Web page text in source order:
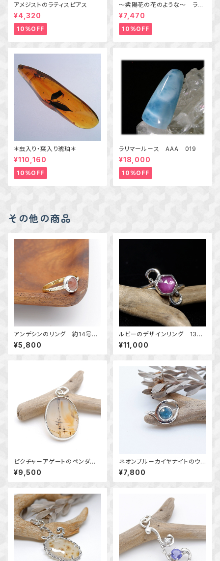
アメジストのラティスピアス
¥4,320
10%OFF
～紫陽花の花のような～ ラベ
ンダークォーツの粒飾りペンダ
ント 天然石アクセサリー
一点物
¥7,470
10%OFF
＊虫入り・葉入り琥珀＊
¥110,160
10%OFF
ラリマールース AAA 019
¥18,000
10%OFF
その他の商品
アンデシンのリング 約14号
～揺らめく色彩～ 天然石アク
セサリー 指輪 一点物
¥5,800
ルビーのデザインリング 13
号 ～遊び心～ 天然石アク
セサリー 指輪 一点物
¥11,000
ピクチャーアゲートのペンダント
天然石アクセサリー ペンダン
トトップ 一点物 macari
¥9,500
ネオンブルーカイヤナイトのウェ
ーブリング 9号 ～Blue Eve
rflow～ 天然石リング 一点
物 macari
¥7,800